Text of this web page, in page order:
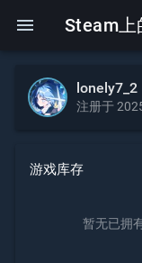
menu
lonely7_2
注册于
游戏库存
暂无已拥